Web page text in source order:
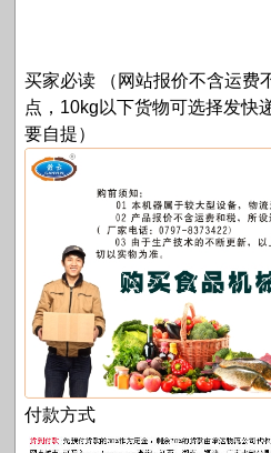
买家必读 （网站报价不含运费
点，10kg以下货物可选择发快
要自提）
付款方式